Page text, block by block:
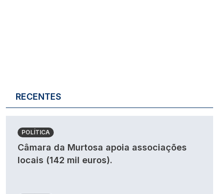
RECENTES
POLÍTICA
Câmara da Murtosa apoia associações
locais (142 mil euros).